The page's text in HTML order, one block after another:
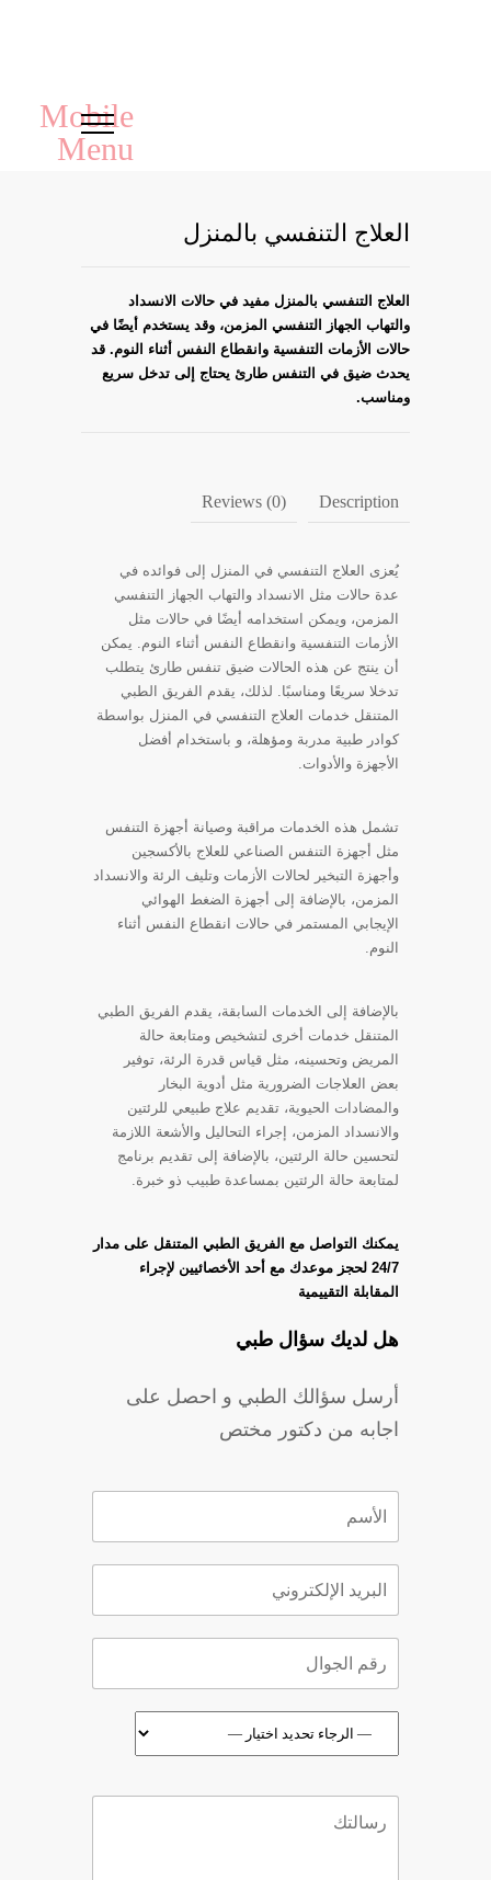
العلاج التنفسي بالمنزل
العلاج التنفسي بالمنزل مفيد في حالات الانسداد
والتهاب الجهاز التنفسي المزمن، وقد يستخدم أيضًا في
حالات الأزمات التنفسية وانقطاع النفس أثناء النوم. قد
يحدث ضيق في التنفس طارئ يحتاج إلى تدخل سريع
ومناسب.
Description
Reviews (0)
يُعزى العلاج التنفسي في المنزل إلى فوائده في
عدة حالات مثل الانسداد والتهاب الجهاز التنفسي
المزمن، ويمكن استخدامه أيضًا في حالات مثل
الأزمات التنفسية وانقطاع النفس أثناء النوم. يمكن
أن ينتج عن هذه الحالات ضيق تنفس طارئ يتطلب
تدخلا سريعًا ومناسبًا. لذلك، يقدم الفريق الطبي
المتنقل خدمات العلاج التنفسي في المنزل بواسطة
كوادر طبية مدربة ومؤهلة، و باستخدام أفضل
الأجهزة والأدوات.
تشمل هذه الخدمات مراقبة وصيانة أجهزة التنفس
مثل أجهزة التنفس الصناعي للعلاج بالأكسجين
وأجهزة التبخير لحالات الأزمات وتليف الرئة والانسداد
المزمن، بالإضافة إلى أجهزة الضغط الهوائي
الإيجابي المستمر في حالات انقطاع النفس أثناء
النوم.
بالإضافة إلى الخدمات السابقة، يقدم الفريق الطبي
المتنقل خدمات أخرى لتشخيص ومتابعة حالة
المريض وتحسينه، مثل قياس قدرة الرئة، توفير
بعض العلاجات الضرورية مثل أدوية البخار
والمضادات الحيوية، تقديم علاج طبيعي للرئتين
والانسداد المزمن، إجراء التحاليل والأشعة اللازمة
لتحسين حالة الرئتين، بالإضافة إلى تقديم برنامج
لمتابعة حالة الرئتين بمساعدة طبيب ذو خبرة.
يمكنك التواصل مع الفريق الطبي المتنقل على مدار
24/7 لحجز موعدك مع أحد الأخصائيين لإجراء
المقابلة التقييمية
هل لديك سؤال طبي
أرسل سؤالك الطبي و احصل على
اجابه من دكتور مختص